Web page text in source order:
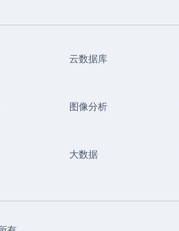
云数据库
图像分析
大数据